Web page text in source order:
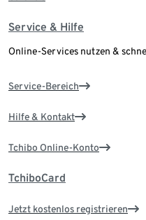
Service & Hilfe
Online-Services nutzen &
Service-Bereich
Hilfe & Kontakt
Tchibo Online-Konto
TchiboCard
Jetzt kostenlos registrieren